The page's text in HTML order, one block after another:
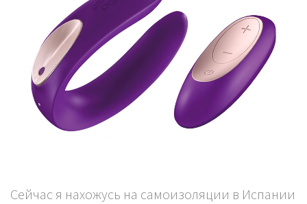
Сейчас я нахожусь на самоизоляции в Испании